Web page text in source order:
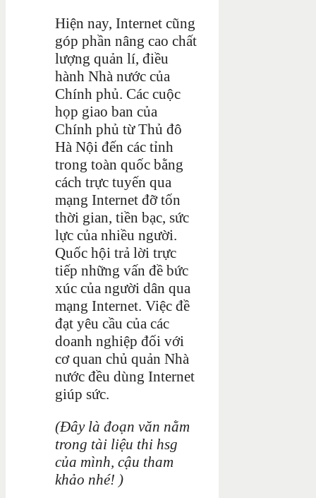
Hiện nay, Internet cũng
góp phần nâng cao chất
lượng quản lí, điều
hành Nhà nước của
Chính phủ. Các cuộc
họp giao ban của
Chính phủ từ Thủ đô
Hà Nội đến các tỉnh
trong toàn quốc bằng
cách trực tuyến qua
mạng Internet đỡ tốn
thời gian, tiền bạc, sức
lực của nhiều người.
Quốc hội trả lời trực
tiếp những vấn đề bức
xúc của người dân qua
mạng Internet. Việc đề
đạt yêu cầu của các
doanh nghiệp đối với
cơ quan chủ quản Nhà
nước đều dùng Internet
giúp sức.
(Đây là đoạn văn nằm
trong tài liệu thi hsg
của mình, cậu tham
khảo nhé! )